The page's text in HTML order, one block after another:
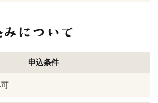
申込条件